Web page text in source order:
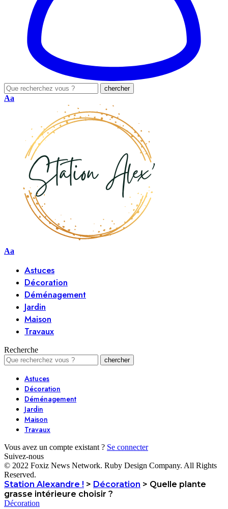
Aa
Aa
Astuces
Décoration
Déménagement
Jardin
Maison
Travaux
Recherche
Astuces
Décoration
Déménagement
Jardin
Maison
Travaux
Vous avez un compte existant ? Se connecter
Suivez-nous
© 2022 Foxiz News Network. Ruby Design Company. All Rights
Reserved.
Station Alexandre ! > Décoration > Quelle plante
grasse intérieure choisir ?
Décoration